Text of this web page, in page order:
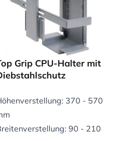
Grip CPU-Halter mit
370 - 570
90 - 210